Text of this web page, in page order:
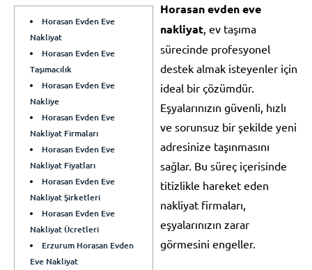
Horasan Evden Eve
Nakliyat
Horasan Evden Eve
Taşımacılık
Horasan Evden Eve
Nakliye
Horasan Evden Eve
Nakliyat Firmaları
Horasan Evden Eve
Nakliyat Fiyatları
Horasan Evden Eve
Nakliyat Şirketleri
Horasan Evden Eve
Nakliyat Ücretleri
Erzurum Horasan Evden
Eve Nakliyat
Horasan evden eve
nakliyat , ev taşıma
sürecinde profesyonel
destek almak isteyenler için
ideal bir çözümdür.
Eşyalarınızın güvenli, hızlı
ve sorunsuz bir şekilde yeni
adresinize taşınmasını
sağlar. Bu süreç içerisinde
titizlikle hareket eden
nakliyat firmaları,
eşyalarınızın zarar
görmesini engeller.